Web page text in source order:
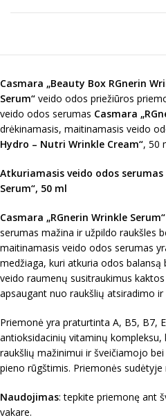
Casmara „Beauty Box RGnerin
Serum“ veido odos priežiūros
veido odos serumas Casmara
drėkinamasis, maitinamasis veido
Hydro – Nutri Wrinkle Cream“, 50
Atkuriamasis veido odos serumas
Serum“, 50 ml
Casmara „RGnerin Wrinkle Serum“
serumas mažina ir užpildo raukšles
maitinamasis veido odos serumas
medžiaga, kuri atkuria odos
veido raumenų susitraukimus
apsaugant nuo raukšlių atsiradimo
Priemonė yra praturtinta A, B5, B7,
antioksidacinių vitaminų
raukšlių mažinimui ir šveičiamojo
pieno rūgštimis. Priemonės sudėtyje
Naudojimas: tepkite priemonę ant
vakare.